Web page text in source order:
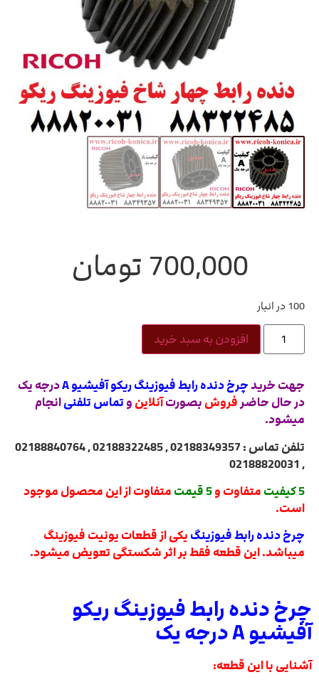
700,000 تومان
100 در انبار
افزودن به سبد خرید
جهت خریدچرخ دنده رابط فیوزینگ ریکو آفیشیو A
درجه یک
در حال حاضرفروش بصورتآنلاین و تماس تلفنیانجام
میشود.
تلفن تماس : 02188349357 , 02188322485 , 02188840764
, 02188820031
5 کیفیت
متفاوت و5 قیمت
متفاوت از این محصول موجود
است.
چرخ دنده رابط فیوزینگ یکی از قطعات یونیت فیوزینگ
میباشد.این قطعه فقط بر اثر شکستگی تعویض میشود.
چرخ دنده رابط فیوزینگ ریکو
آفیشیو A درجه یک
آشنایی با این قطعه: